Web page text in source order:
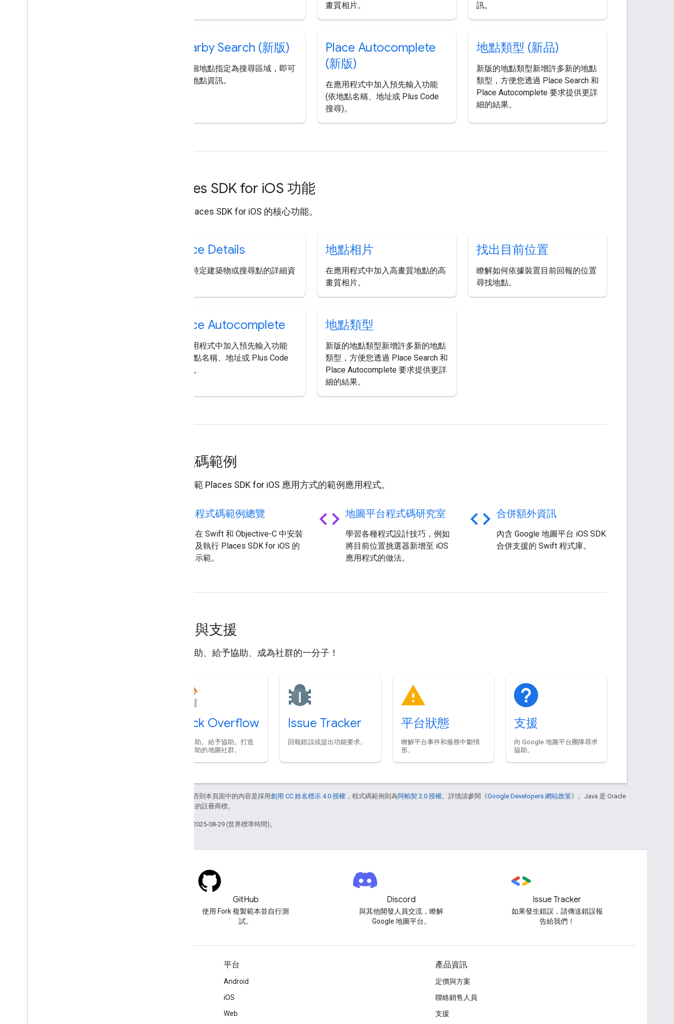
畫質相片。
訊。
Nearby Search (新版)
將某個地點指定為搜尋區域，即可
取得地點資訊。
Place Autocomplete
(新版)
在應用程式中加入預先輸入功能
(依地點名稱、地址或 Plus Code
搜尋)。
地點類型 (新品)
新版的地點類型新增許多新的地點
類型，方便您透過 Place Search 和
Place Autocomplete 要求提供更詳
細的結果。
Places SDK for iOS 功能
瞭解 Places SDK for iOS 的核心功能。
Place Details
取得特定建築物或搜尋點的詳細資
地點相片
在應用程式中加入高畫質地點的高
畫質相片。
找出目前位置
瞭解如何依據裝置目前回報的位置
尋找地點。
Place Autocomplete
在應用程式中加入預先輸入功能
(依地點名稱、地址或 Plus Code
搜尋)。
地點類型
新版的地點類型新增許多新的地點
類型，方便您透過 Place Search 和
Place Autocomplete 要求提供更詳
細的結果。
程式碼範例
執行示範 Places SDK for iOS 應用方式的範例應用程式。
程式碼範例總覽
在 Swift 和 Objective-C 中安裝
及執行 Places SDK for iOS 的
示範。
code 地圖平台程式碼研究室
學習各種程式設計技巧，例如
將目前位置挑選器新增至 iOS
應用程式的做法。
code 合併額外資訊
內含 Google 地圖平台 iOS SDK
合併支援的 Swift 程式庫。
說明與支援
取得協助、給予協助、成為社群的一分子！
Stack Overflow
取得協助。給予協助。打造
互相幫助的地圖社群。
Issue Tracker
回報錯誤或提出功能要求。
平台狀態
瞭解平台事件和服務中斷情
形。
支援
向 Google 地圖平台團隊尋求
協助。
除非另有註明，否則本頁面中的內容是採用創用 CC 姓名標示 4.0 授權 ，程式碼範例則為阿帕契 2.0 授權。詳情請參閱《Google Developers 網站政策》。Java 是 Oracle
和/或其關聯企業的註冊商標。
上次更新時間：2025-08-29 (世界標準時間)。
GitHub
使用 Fork 複製範本並自行測
試。
Discord
與其他開發人員交流，瞭解
Google 地圖平台。
Issue Tracker
如果發生錯誤，請傳送錯誤報
告給我們！
平台
Android
iOS
Web
產品資訊
定價與方案
聯絡銷售人員
支援